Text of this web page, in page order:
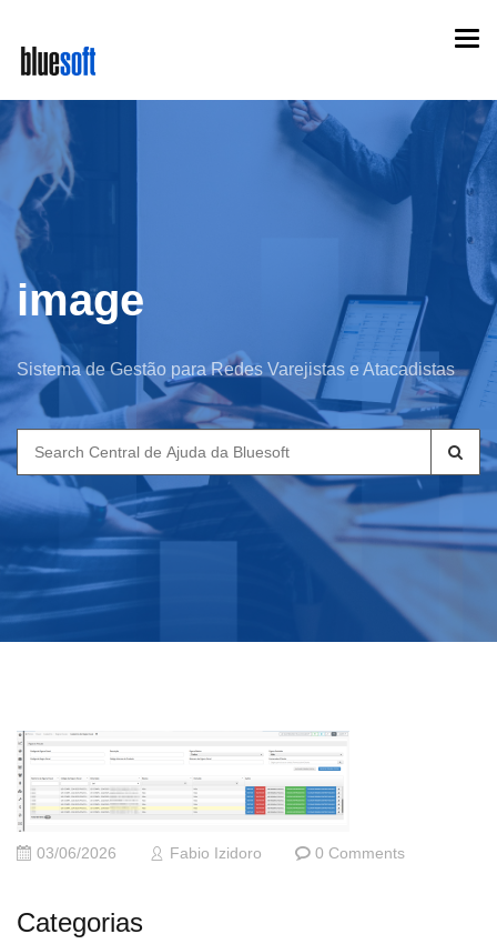
main
content
image
Sistema de Gestão para Redes Varejistas e Atacadistas
Search
for:
03/06/2026 Fabio Izidoro 0 Comments
Categorias